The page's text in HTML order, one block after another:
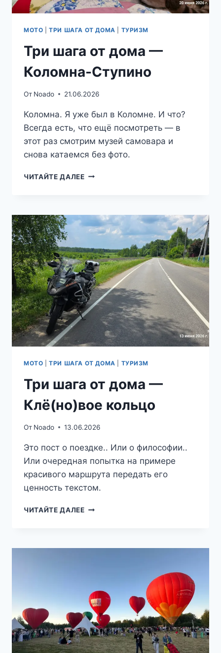
МОТО |ТРИ ШАГА ОТ ДОМА ТУРИЗМ
Три шага от дома —
Коломна-Ступино
От Noado 21.06.2026
Коломна. Я уже был в Коломне. И что?
Всегда есть, что ещё посмотреть — в
этот раз смотрим музей самовара и
снова катаемся без фото.
ЧИТАЙТЕ ДАЛЕЕТРИ
—
КОЛОМНА-
СТУПИНО
МОТО |ТРИ ШАГА ОТ ДОМА ТУРИЗМ
Три шага от дома —
Клё(но)вое кольцо
От Noado 13.06.2026
Это пост о поездке.. Или о философии..
Или очередная попытка на примере
красивого маршрута передать его
ценность текстом.
ЧИТАЙТЕ ДАЛЕЕТРИ
—